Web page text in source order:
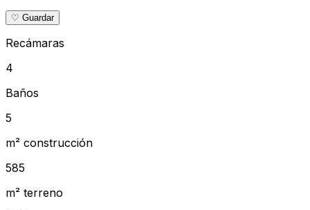
♡ Guardar
Recámaras
4
Baños
5
m² construcción
585
m² terreno